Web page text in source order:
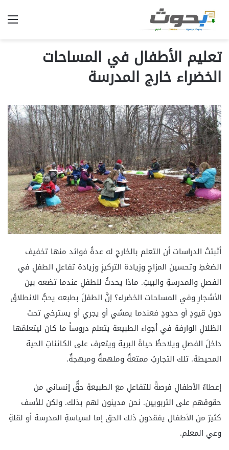
تعليم الأطفال في المساحات
الخضراء خارج المدرسة
أثبتتْ الدراسات أن التعلم بالخارجِ له عدةُ فوائد منها تخفيف
الضغطِ وتحسين المزاجِ وزيادة التركيزِ وزيادة تفاعلِ الطفلِ في
الفصلِ والمدرسةِ والبيتِ. ماذا يحدثُ للطفلِ عندما تضعه بين
الأشجارِ وفي المساحات الخضراء؟ إنَّ الطفلَ بطبعه يحبُّ الانطلاقَ
دون قيودٍ أو حدودٍ فعندما يمشي أو يجري أو يسترخي تحت
الظلالِ الوارفة في أجواء الطبيعة يتعلم دروساً ما كان ليتعلمُها
داخلَ الفصلِ ويلاحظُ حياةَ البرية ويتعرف على الكائناتِ الحية
المحيطة. تلك التجاربُ ممتعةٌ وملهمةٌ ومبهجةٌ.
إعطاءُ الأطفالِ فرصةً للتفاعلِ مع الطبيعةِ حقٌّ إنساني من
حقوقهم على التربويين. نحن مدينون لهم بذلك. ولكن للأسف
كثيرٌ من الأطفال يفقدون ذلك الحق إما لسياسةِ المدرسة أو لقلةِ
وعي المعلم.